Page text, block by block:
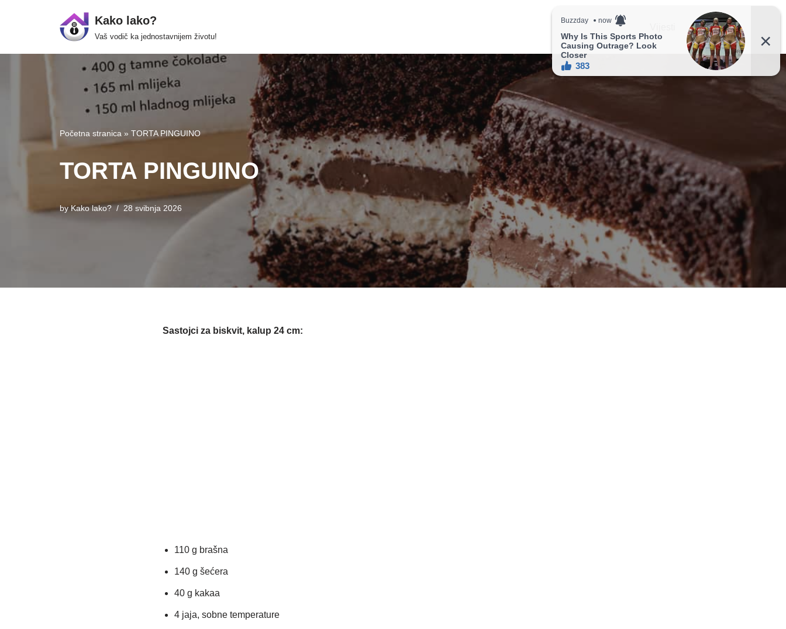
Kako lako?
Vaš vodič ka jednostavnijem životu!
Recepti
Početna stranica » TORTA PINGUINO
TORTA PINGUINO
byKako lako? 28 svibnja 2026
Sastojci za biskvit, kalup 24 cm:
110 g brašna
140 g šećera
40 g kakaa
4 jaja, sobne temperature